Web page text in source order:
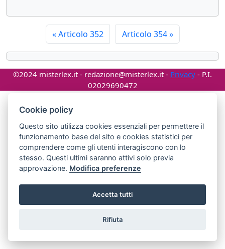
«Articolo 352 Articolo 354»
©2024 misterlex.it - redazione@misterlex.it - Privacy - P.I.
02029690472
Cookie policy
Questo sito utilizza cookies essenziali per permettere il
funzionamento base del sito e cookies statistici per
comprendere come gli utenti interagiscono con lo
stesso. Questi ultimi saranno attivi solo previa
approvazione. Modifica preferenze
Accetta tutti
Rifiuta